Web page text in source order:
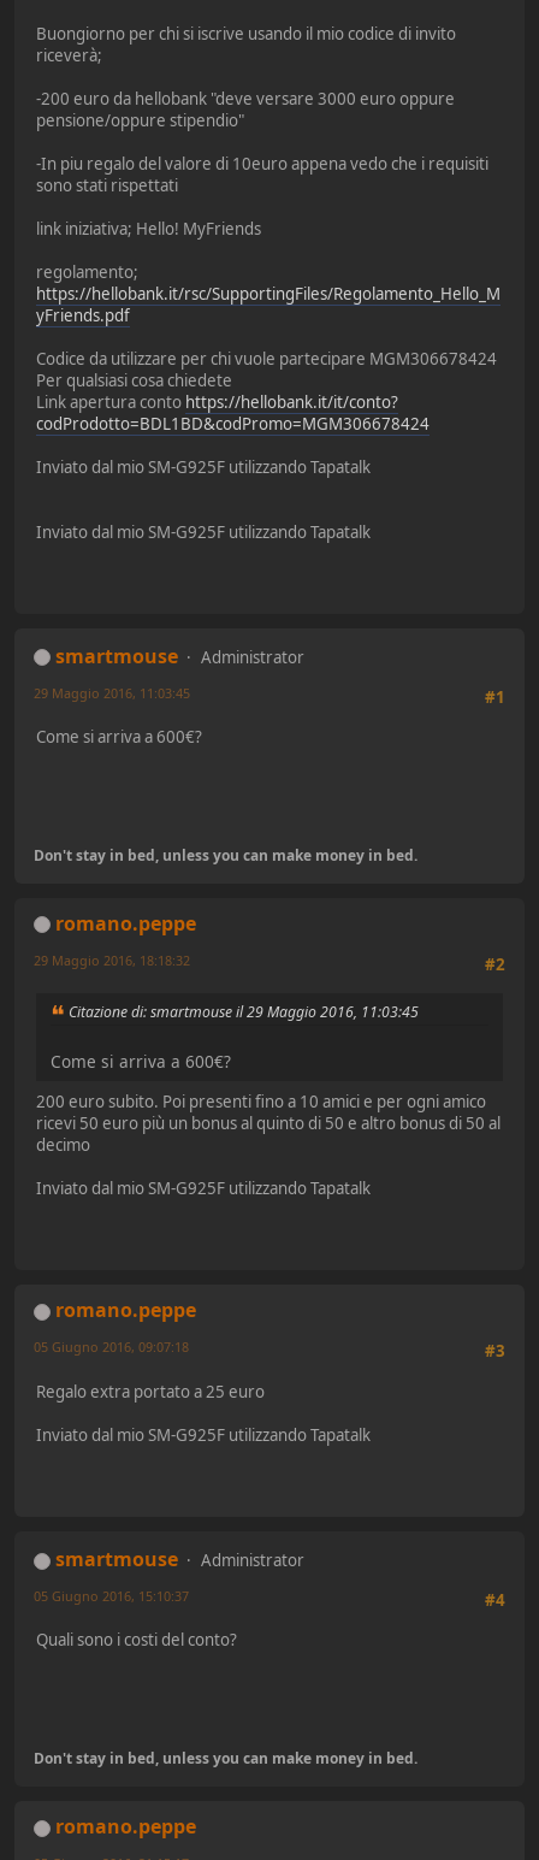
Buongiorno per chi si iscrive usando il mio codice di invito
riceverà;
-200 euro da hellobank "deve versare 3000 euro oppure
pensione/oppure stipendio"
-In piu regalo del valore di 10euro appena vedo che i requisiti
sono stati rispettati
link iniziativa; Hello! MyFriends
regolamento;
https://hellobank.it/rsc/SupportingFiles/Regolamento_Hello_M
yFriends.pdf
Codice da utilizzare per chi vuole partecipare MGM306678424
Per qualsiasi cosa chiedete
Link apertura conto https://hellobank.it/it/conto?
codProdotto=BDL1BD&codPromo=MGM306678424
Inviato dal mio SM-G925F utilizzando Tapatalk
Inviato dal mio SM-G925F utilizzando Tapatalk
smartmouse
Administrator
#1
29 Maggio 2016, 11:03:45
Come si arriva a 600€?
Don't stay in bed, unless you can make money in bed.
romano.peppe
#2
29 Maggio 2016, 18:18:32
Citazione di: smartmouse il 29 Maggio 2016, 11:03:45
Come si arriva a 600€?
200 euro subito. Poi presenti fino a 10 amici e per ogni amico
ricevi 50 euro più un bonus al quinto di 50 e altro bonus di 50 al
decimo
Inviato dal mio SM-G925F utilizzando Tapatalk
romano.peppe
#3
05 Giugno 2016, 09:07:18
Regalo extra portato a 25 euro
Inviato dal mio SM-G925F utilizzando Tapatalk
smartmouse
Administrator
#4
05 Giugno 2016, 15:10:37
Quali sono i costi del conto?
Don't stay in bed, unless you can make money in bed.
romano.peppe